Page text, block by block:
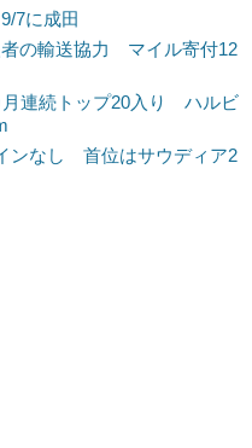
7に成田
者の輸送協力 マイル寄付12
月連続トップ20入り ハルビ
ンなし 首位はサウディア2